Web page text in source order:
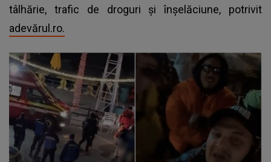
tâlhărie, trafic de droguri și înșelăciune, potrivit
adevărul.ro.